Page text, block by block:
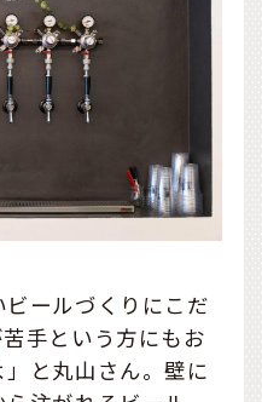
ビールづくりにこだ
手という方にもお
と丸山さん。壁に